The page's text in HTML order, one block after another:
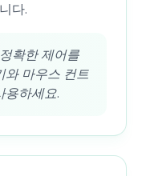
다.
확한 제어를
와 마우스 컨트
용하세요.